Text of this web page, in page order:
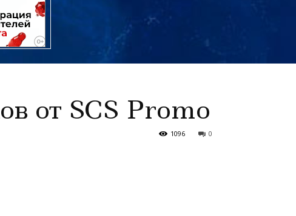
от SCS Promo
0
1096